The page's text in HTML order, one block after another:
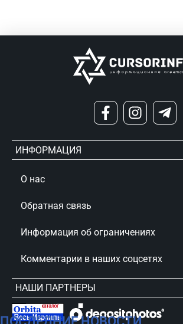
ИНФОРМАЦИЯ
О нас
Обратная связь
Информация об ограничениях
Комментарии в наших соцсетях
НАШИ ПАРТНЕРЫ